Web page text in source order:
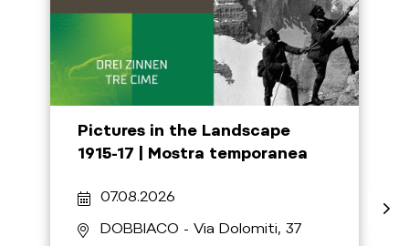
Pictures in the Landscape
1915-17 | Mostra temporanea
07.08.2026
DOBBIACO - Via Dolomiti, 37